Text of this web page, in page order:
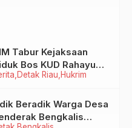
Detak Riau Hukrim
Tabur Kejaksaan
Bos KUD Rahayu
Inhu di Kalbar,
M
Beradik Warga Desa
Bengkalis